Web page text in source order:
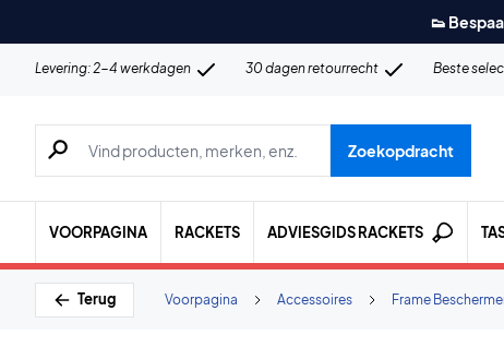
👟
Levering: 2-4 werkdagen 30 dagen retourrecht Beste
Zoeken naar producten, merken etc.
Zoekopdracht
VOORPAGINA RACKETS ADVIESGIDS RACKETS
Terug Frame
Accessoires
Voorpagina